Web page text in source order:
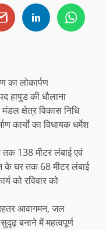
का लोकार्पण
की धौलाना
मंडल क्षेत्र विकास निधि
कार्यों का विधायक धर्मेश
तक 138 मीटर लंबाई एवं
के घर तक 68 मीटर लंबाई
को रविवार को
बेहतर आवागमन, जल
बनाने में महत्वपूर्ण